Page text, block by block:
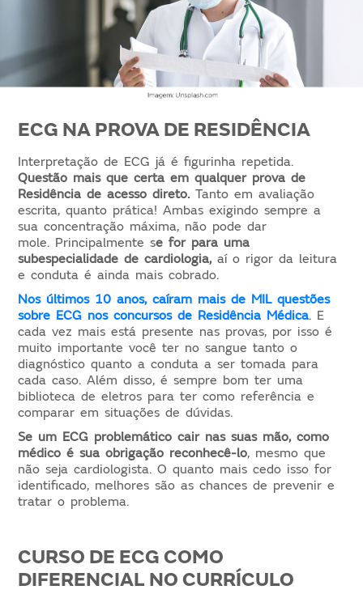
ECG NA PROVA DE RESIDÊNCIA
Interpretação de ECG já é figurinha repetida.
Questão mais que certa em qualquer prova de
Residência de acesso direto.Tanto em avaliação
escrita, quanto prática! Ambas exigindo sempre a
sua concentração máxima, não pode dar
mole. Principalmente se for para uma
subespecialidade de cardiologia,aí o rigor da leitura
e conduta é ainda mais cobrado.
Nos últimos 10 anos, caíram mais de MIL questões
sobre ECG nos concursos de Residência Médica. E
cada vez mais está presente nas provas, por isso é
muito importante você ter no sangue tanto o
diagnóstico quanto a conduta a ser tomada para
cada caso. Além disso, é sempre bom ter uma
biblioteca de eletros para ter como referência e
comparar em situações de dúvidas.
Se um ECG problemático cair nas suas mão, como
médico é sua obrigação reconhecê-lo, mesmo que
não seja cardiologista. O quanto mais cedo isso for
identificado, melhores são as chances de prevenir e
tratar o problema.
CURSO DE ECG COMO
DIFERENCIAL NO CURRÍCULO